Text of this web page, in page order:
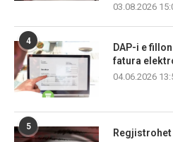
03.08.2026
4
DAP-i e
fatura
04.06.2026
5
Regjistrohet